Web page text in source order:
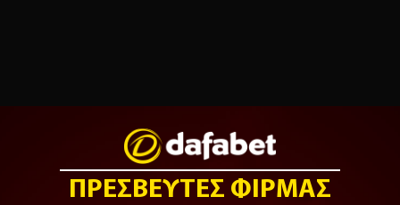
ΠΡΕΣΒΕΥΤΕΣ ΦΙΡΜΑΣ